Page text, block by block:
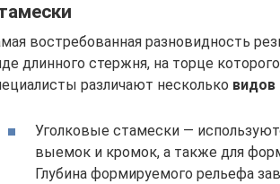
востребованная разновидность
длинного стержня, на торце
различают несколько видов
Уголковые стамески —
выемок и кромок, а также для
Глубина формируемого рельефа